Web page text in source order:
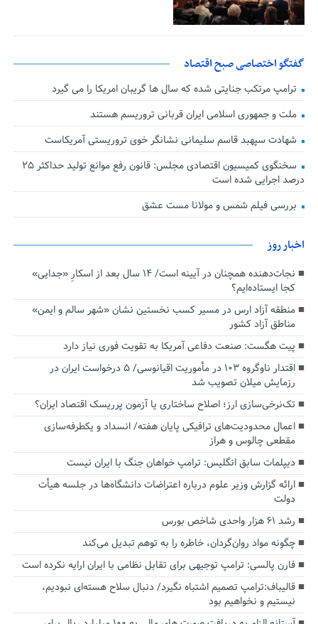
گفتگو اختصاصی صبح اقتصاد
ترامپ مرتکب جنایتی شده که سال ها گریبان امریکا را می گیرد
ملت و جمهوری اسلامی ایران قربانی تروریسم هستند
شهادت سپهبد قاسم سلیمانی نشانگر خوی تروریستی آمریکاست
سخنگوی کمیسیون اقتصادی مجلس: قانون رفع موانع تولید حداکثر ۲۵
درصد اجرایی شده است
بررسی فیلم شمس و مولانا مست عشق
اخبار روز
نجات‌دهنده‌ همچنان در آیینه است/ ۱۴ سال بعد از اسکارِ «جدایی»
کجا ایستاده‌ایم؟
منطقه آزاد ارس در مسیر کسب نخستین نشان «شهر سالم و ایمن»
مناطق آزاد کشور
پیت هگست: صنعت دفاعی آمریکا به تقویت فوری نیاز دارد
اقتدار ناوگروه ۱۰۳ در مأموریت‌ اقیانوسی/ ۵ درخواست ایران در
رزمایش میلان تصویب شد
تک‌نرخی‌سازی ارز؛ اصلاح ساختاری یا آزمون پرریسک اقتصاد ایران؟
اعمال محدودیت‌های ترافیکی پایان هفته/ انسداد و یکطرفه‌سازی
مقطعی چالوس و هراز
دیپلمات سابق انگلیس:‌ ترامپ خواهان جنگ با ایران نیست
ارائه گزارش وزیر علوم درباره اعتراضات دانشگاه‌ها در جلسه هیأت
دولت
رشد ۶۱ هزار واحدی شاخص بورس
چگونه مواد روان‌گردان، خاطره را به توهم تبدیل می‌کند
فارن پالسی: ترامپ توجیهی برای تقابل نظامی با ایران ارایه نکرده است
قالیباف:ترامپ تصمیم اشتباه نگیرد/ دنبال سلاح هسته‌ای نبودیم،
نیستیم و نخواهیم بود